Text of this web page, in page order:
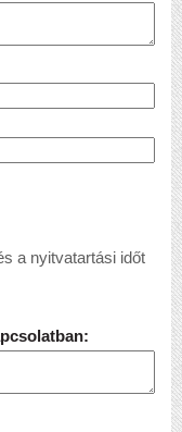
a nyitvatartási időt